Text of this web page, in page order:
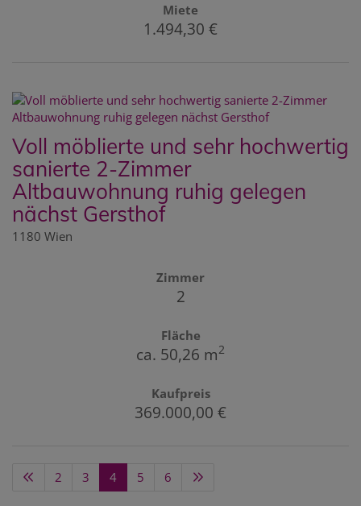
Miete
1.494,30 €
Voll möblierte und sehr hochwertig
sanierte 2-Zimmer
Altbauwohnung ruhig gelegen
nächst Gersthof
1180 Wien
Zimmer
2
Fläche
ca. 50,26 m2
Kaufpreis
369.000,00 €
2 3 4 5 6